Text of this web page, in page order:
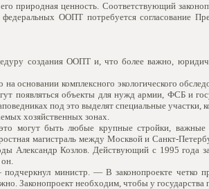
природная ценность. Соответствующий
ООПТ потребуется согласование
создания ООПТ и, что более важно,
основании комплексного экологического
появляться объекты для нужд армии, ФСБ и
под это выделят специальные участки,
хозяйственных зонах.
это могут быть любые крупные стройки,
магистраль между Москвой и Санкт-
Александр Козлов. Действующий с 1995
министр. — В законопроекте четко
Законопроект необходим, чтобы у